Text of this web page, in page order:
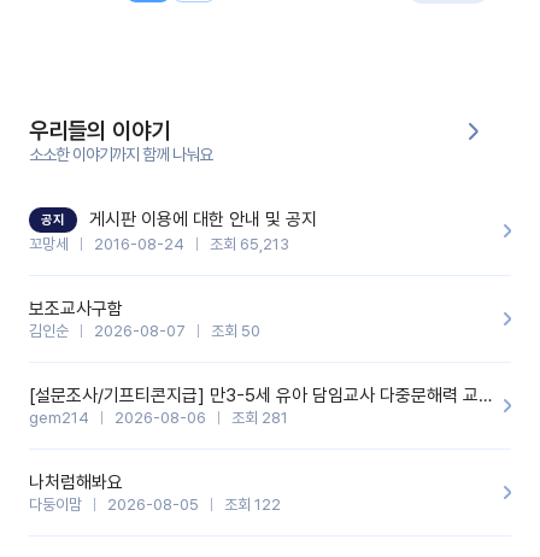
겪은 일과 학부모님께 전달드렸던 내용을 함께 보시고,저와 비슷한
을 많이 하는데,꼬망봇 덕분에 고민하는 시간을 줄이고 학부모님을
안심시킬 수 있었습니다.이 부분은 꼬망봇이 추가로 알려준 응대 tip
입니다.학부모님께 전화를 드리기 전에, 내용을 숙지하여 좀 더 전문
성 있는 교사가 되어 대화를 나눌 수 있었습니다.꼬망세 AI학부모 응
기능을 개발해 주셔서 감사합니다.
우리들의 이야기
소소한 이야기까지 함께 나눠요
공지 게시판 이용에 대한 안내 및 공지
꼬망세 2016-08-24 조회 65,213
보조교사구함
김인순 2026-08-07 조회 50
[설문조사/기프티콘지급] 만3-5세 유아 담임교사 다중문해력 교육 증진을 위한 설문조사
gem214 2026-08-06 조회 281
나처럼해봐요
다둥이맘 2026-08-05 조회 122